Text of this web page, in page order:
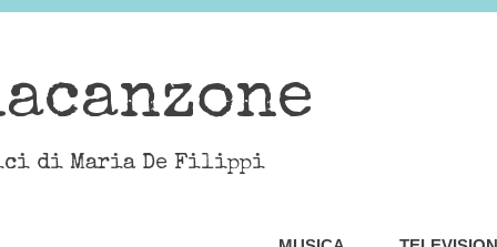
di Maria De Filippi